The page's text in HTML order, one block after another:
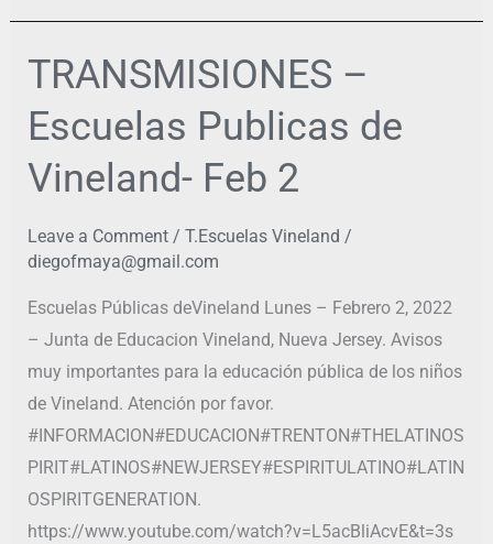
TRANSMISIONES –
Escuelas Publicas de
Vineland- Feb 2
Leave a Comment / T.Escuelas Vineland /
diegofmaya@gmail.com
Escuelas Públicas deVineland Lunes – Febrero 2, 2022
– Junta de Educacion Vineland, Nueva Jersey. Avisos
muy importantes para la educación pública de los niños
de Vineland. Atención por favor.
#INFORMACION#EDUCACION#TRENTON#THELATINOS
PIRIT#LATINOS#NEWJERSEY#ESPIRITULATINO#LATIN
OSPIRITGENERATION.
https://www.youtube.com/watch?v=L5acBliAcvE&t=3s
TRANSMISIONES
–
Escuelas
Publicas
de
Feb